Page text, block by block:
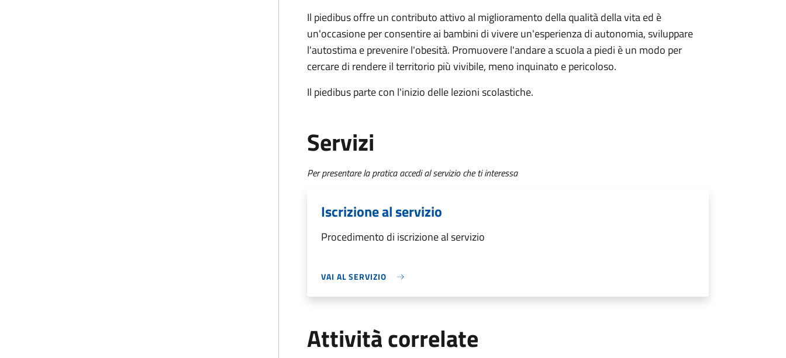
Il piedibus offre un contributo attivo al miglioramento della qualità della vita ed è
un'occasione per consentire ai bambini di vivere un'esperienza di autonomia, sviluppare
l'autostima e prevenire l'obesità. Promuovere l'andare a scuola a piedi è un modo per
cercare di rendere il territorio più vivibile, meno inquinato e pericoloso.
Il piedibus parte con l'inizio delle lezioni scolastiche.
Servizi
Per presentare la pratica accedi al servizio che ti interessa
Iscrizione al servizio
Procedimento di iscrizione al servizio
VAI AL SERVIZIO
Attività correlate